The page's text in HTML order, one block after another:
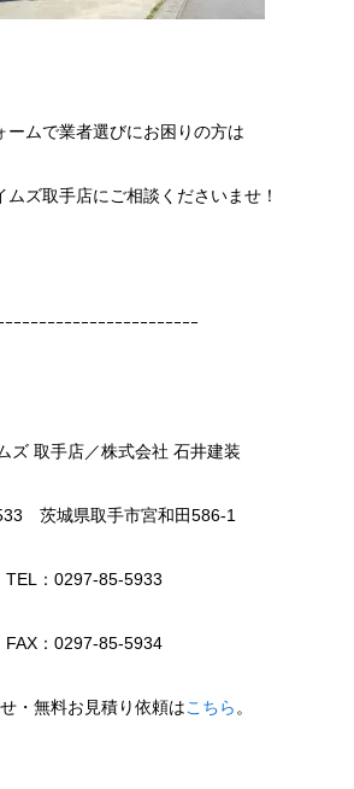
ームで業者選びにお困りの方は
ムズ取手店にご相談くださいませ！
ｰｰｰｰｰｰｰｰｰｰｰｰｰｰｰｰｰｰｰｰｰｰｰ
ズ 取手店／株式会社 石井建装
茨城県取手市宮和田586-1
TEL：0297-85-5933
FAX：0297-85-5934
・無料お見積り依頼はこちら 。